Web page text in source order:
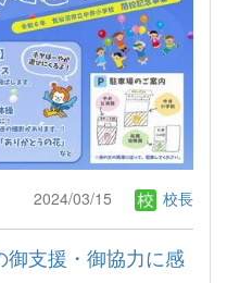
2024/03/15 校長
御支援・御協力に感